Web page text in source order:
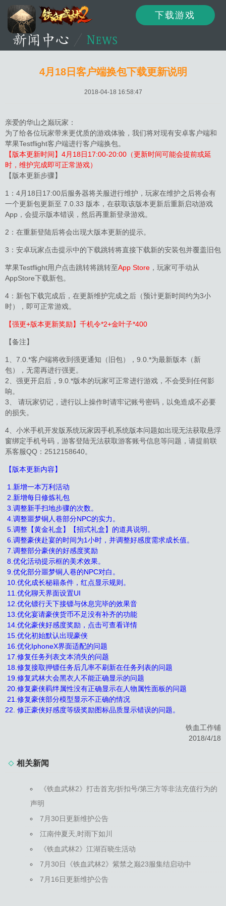
下载游戏
4月18日客户端换包下载更新说明
2018-04-18 16:58:47
亲爱的华山之巅玩家：
为了给各位玩家带来更优质的游戏体验，我们将对现有安卓客户端和
苹果Testflight客户端进行客户端换包。
【版本更新时间】4月18日17:00-20:00（更新时间可能会提前或延
时，维护完成即可正常游戏）
【版本更新步骤】
1：4月18日17:00后服务器将关服进行维护，玩家在维护之后将会有
一个更新包更新至 7.0.33 版本，在获取该版本更新后重新启动游戏
App，会提示版本错误，然后再重新登录游戏。
2：在重新登陆后将会出现大版本更新的提示。
3：安卓玩家点击提示中的下载跳转将直接下载新的安装包并覆盖旧包
苹果Testflight用户点击跳转将跳转至App Store ，玩家可手动从
AppStore下载新包。
4：新包下载完成后，在更新维护完成之后（预计更新时间约为3小
时），即可正常游戏。
【强更+版本更新奖励】千机令*2+金叶子*400
【备注】
1、7.0.*客户端将收到强更通知（旧包），9.0.*为最新版本（新
包），无需再进行强更。
2、强更开启后，9.0.*版本的玩家可正常进行游戏，不会受到任何影
响。
3、 请玩家切记，进行以上操作时请牢记账号密码，以免造成不必要
的损失。
4、小米手机开发版系统玩家因手机系统版本问题如出现无法获取悬浮
窗绑定手机号码，游客登陆无法获取游客账号信息等问题，请提前联
系客服QQ：2512158640。
【版本更新内容】
1.新增一本万利活动
2.新增每日修炼礼包
3.调整新手扫地步骤的次数。
4.调整噩梦铜人巷部分NPC的实力。
5.调整【黄金礼盒】【招式礼盒】的道具说明。
6.调整豪侠赴宴的时间为1小时，并调整好感度需求成长值。
7.调整部分豪侠的好感度奖励
8.优化活动提示框的美术效果。
9.优化部分噩梦铜人巷的NPC对白。
10.优化成长秘籍条件，红点显示规则。
11.优化聊天界面设置UI
12.优化镖行天下接镖与休息完毕的效果音
13.优化宴请豪侠货币不足没有补齐的功能
14.优化豪侠好感度奖励，点击可查看详情
15.优化初始默认出现豪侠
16.优化IphoneX界面适配的问题
17.修复任务列表文本消失的问题
18.修复接取押镖任务后几率不刷新在任务列表的问题
19.修复武林大会黑衣人不能正确显示的问题
20.修复豪侠羁绊属性没有正确显示在人物属性面板的问题
21.修复豪侠部分模型显示不正确的情况
22. 修正豪侠好感度等级奖励图标品质显示错误的问题。
铁血工作铺
2018/4/18
相关新闻
《铁血武林2》打击首充/折扣号/第三方等非法充值行为的
声明
7月30日更新维护公告
江南仲夏天,时雨下如川
《铁血武林2》江湖百晓生活动
7月30日《铁血武林2》紫禁之巅23服集结启动中
7月16日更新维护公告
资讯
论坛 下载 客服